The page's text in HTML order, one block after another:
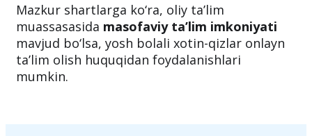
Mazkur shartlarga ko‘ra, oliy ta’lim
muassasasida masofaviy ta’lim imkoniyati
mavjud bo‘lsa, yosh bolali xotin-qizlar onlayn
ta’lim olish huquqidan foydalanishlari
mumkin.